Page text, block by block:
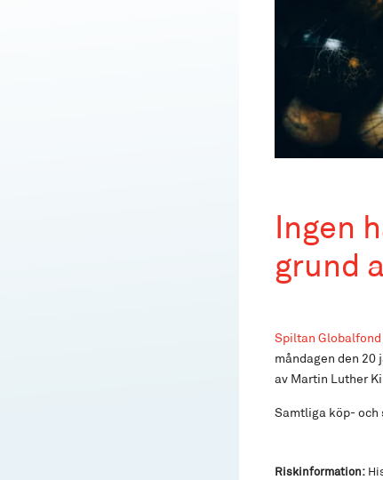
Ingen
grund
Spiltan
måndagen den 20
av Martin Luther
Samtliga köp- och
Riskinformation: